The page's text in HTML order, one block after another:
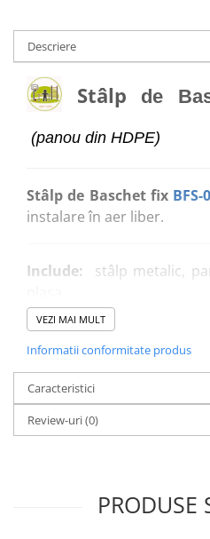
/Trapez
Accesorii de joacă
Elemente structurale
Oferte și Proiecte
Educativ / Creativ
Panouri Interactive
Mobilier Urban
Pardoseli din Cauciuc
Elemente Incluzive
Descriere
Stâlp de
(panou din HDPE)
Stâlp de Baschet fixBFS-
instalare în aer liber.
Include: stâlp metalic,
Materiale:
Panou de baschet
densitate
Tevi metalice, acoperite
Toate conexiunile sunt
Dimensiuni:1250 x 950
VEZI MAI MULT
Informatii conformitate produs
Caracteristici
Review-uri(0)
PRODUSE